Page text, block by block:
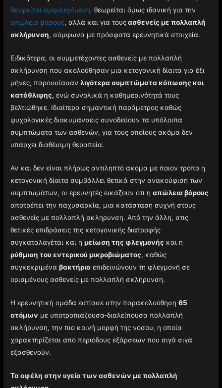
θεωρείται αμφιλεγόμενη, θεωρείται όμως ιδανική για την
απώλεια βάρους, αλλά και για τουςασθενείς με πολλαπλή
σκλήρυνση, σύμφωνα με πρόσφατα ερευνητικά στοιχεία.
Ειδικότερα, οι συμμετέχοντες ασθενείς με πολλαπλή
σκλήρυνση που ακολούθησαν μια κετογονική δίαιτα για έξι
μήνες, παρουσίασαν λιγότερα συμπτώματα κόπωσης και
κατάθλιψης, ενώ συνολικά η καθημερινότητά τους
βελτιώθηκε. Ιδιαίτερα σημαντική παράμετρος καθώς
ψυχολογικές διακυμάνσεις συνοδεύουν τα υπόλοιπα
συμπτώματα των ασθενών, για τους οποίους ακόμα δεν
υπάρχει διαθέσιμη θεραπεία.
Αν και δεν είναι πλήρως αντιληπτό ακόμα με ποιον τρόπο η
κετογονική δίαιτα συμβάλλει θετικά στην ανακούφιση των
συμπτωμάτων, οι ερευνητές εικάζουν ότι ηαπώλεια βάρους
αποτρέπει την παχυσαρκία, μια κατάσταση συχνή στους
ασθενείς με πολλαπλή σκληρυνση. Από την άλλη, στις
θετικές επιδράσεις της κετογονικής διατροφής
συγκαταλαγέται και ημείωση της φλεγμονής και η
ρύθμιση του εντερικού μικροβιώματος, καθώς
συγκεκριμέναβακτήρια επιδεινώνουν τη φλεγμονή σε
ορισμένους ασθενείς με πολλαπλή σκλήρυνση.
H ερευνητική ομάδα εστίασε στην παρακολούθηση65
ατόμων με υποτροπιάζουσα-διαλείπουσα πολλαπλή
σκλήρυνση, την πιο κοινή μορφή της νόσου, η οποία
χαρακτηρίζεται από περιόδους εξάρσεων που σιγά σιγά
εξασθενούν.
Τα οφέλη στην υγεία των ασθενών με πολλαπλή